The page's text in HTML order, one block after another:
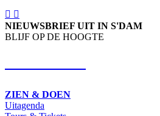
NIEUWSBRIEF UIT IN S'DAM
BLIJF OP DE HOOGTE
ZIEN & DOEN
Uitagenda